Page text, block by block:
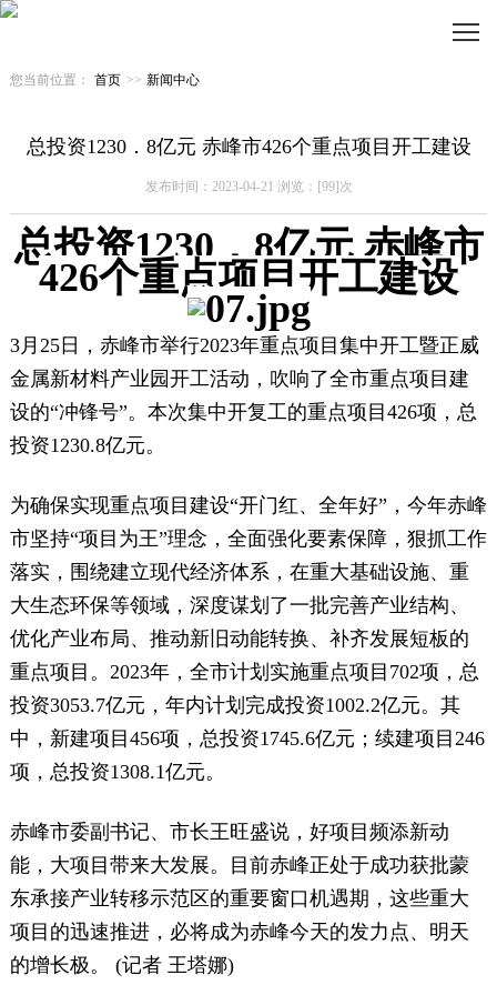
您当前位置： 首页 >> 新闻中心
总投资1230．8亿元 赤峰市426个重点项目开工建设
发布时间：2023-04-21 浏览：[99]次
总投资1230．8亿元 赤峰市
426个重点项目开工建设
3月25日，赤峰市举行2023年重点项目集中开工暨正威
金属新材料产业园开工活动，吹响了全市重点项目建
设的“冲锋号”。本次集中开复工的重点项目426项，总
投资1230.8亿元。
为确保实现重点项目建设“开门红、全年好”，今年赤峰
市坚持“项目为王”理念，全面强化要素保障，狠抓工作
落实，围绕建立现代经济体系，在重大基础设施、重
大生态环保等领域，深度谋划了一批完善产业结构、
优化产业布局、推动新旧动能转换、补齐发展短板的
重点项目。2023年，全市计划实施重点项目702项，总
投资3053.7亿元，年内计划完成投资1002.2亿元。其
中，新建项目456项，总投资1745.6亿元；续建项目246
项，总投资1308.1亿元。
赤峰市委副书记、市长王旺盛说，好项目频添新动
能，大项目带来大发展。目前赤峰正处于成功获批蒙
东承接产业转移示范区的重要窗口机遇期，这些重大
项目的迅速推进，必将成为赤峰今天的发力点、明天
的增长极。 (记者 王塔娜)